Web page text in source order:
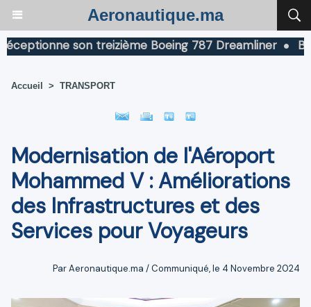
Aeronautique.ma
son treizième Boeing 787 Dreamliner Boeing
Accueil > TRANSPORT
Modernisation de l'Aéroport
Mohammed V : Améliorations
des Infrastructures et des
Services pour Voyageurs
Par Aeronautique.ma / Communiqué, le 4 Novembre 2024